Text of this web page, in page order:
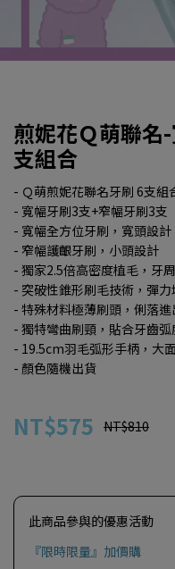
煎妮花Ｑ萌聯名
支組合
- Ｑ萌煎妮花聯名牙刷 6支組
- 寬幅牙刷3支+窄幅牙刷3支
- 寬幅全方位牙刷，寬頭設計
- 窄幅護齦牙刷，小頭設計
- 獨家2.5倍高密度植毛，牙
- 突破性錐形刷毛技術，彈
- 特殊材料極薄刷頭，俐落
- 獨特彎曲刷頸，貼合牙齒
- 19.5cm羽毛弧形手柄，大
- 顏色隨機出貨
NT$575 NT$810
此商品參與的優惠活動
『限時限量』加價購